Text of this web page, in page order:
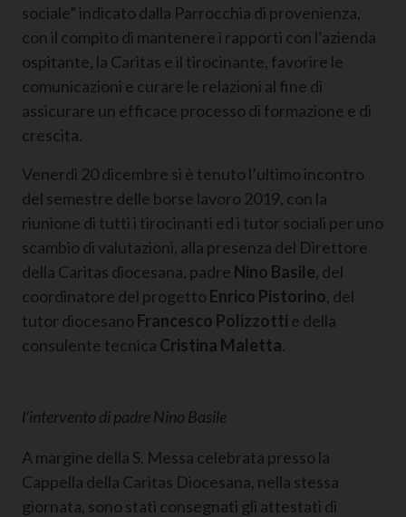
sociale” indicato dalla Parrocchia di provenienza,
con il compito di mantenere i rapporti con l’azienda
ospitante, la Caritas e il tirocinante, favorire le
comunicazioni e curare le relazioni al fine di
assicurare un efficace processo di formazione e di
crescita.
Venerdì 20 dicembre si è tenuto l’ultimo incontro
del semestre delle borse lavoro 2019, con la
riunione di tutti i tirocinanti ed i tutor sociali per uno
scambio di valutazioni, alla presenza del Direttore
della Caritas diocesana, padre Nino Basile, del
coordinatore del progetto Enrico Pistorino, del
tutor diocesano Francesco Polizzotti e della
consulente tecnica Cristina Maletta.
l’intervento di padre Nino Basile
A margine della S. Messa celebrata presso la
Cappella della Caritas Diocesana, nella stessa
giornata, sono stati consegnati gli attestati di